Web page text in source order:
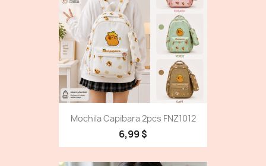
Mochila Capibara 2pcs FNZ1012
6,99 $